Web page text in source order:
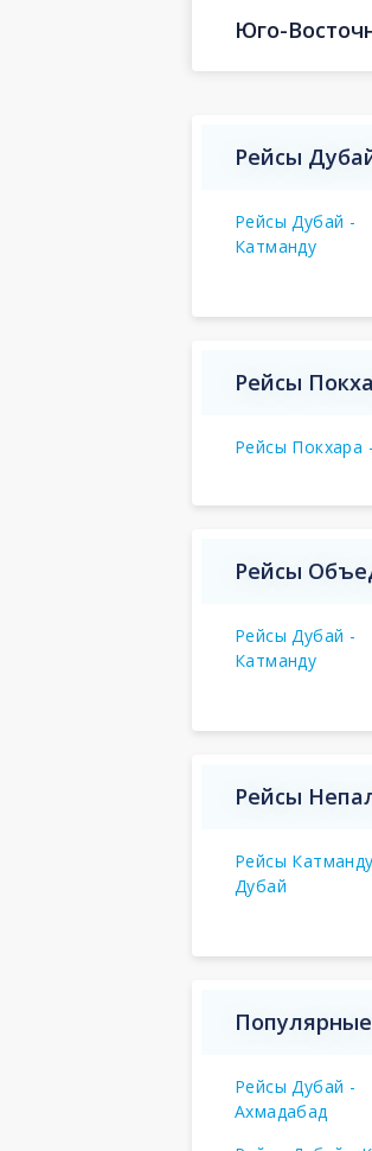
Юго-
Рейсы
Рейсы Дубай -
Катманду
Рейсы
Рейсы Покхара
Рейсы
Рейсы Дубай -
Катманду
Рейсы
Рейсы
Дубай
Рейсы Дубай -
Ахмадабад